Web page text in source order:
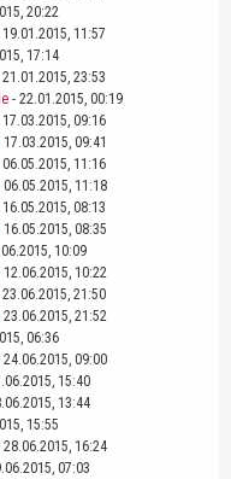
20:22
19.01.2015, 11:57
17:14
21.01.2015, 23:53
- 22.01.2015, 00:19
17.03.2015, 09:16
17.03.2015, 09:41
06.05.2015, 11:16
06.05.2015, 11:18
16.05.2015, 08:13
16.05.2015, 08:35
10:09
12.06.2015, 10:22
23.06.2015, 21:50
23.06.2015, 21:52
06:36
24.06.2015, 09:00
15:40
13:44
15:55
28.06.2015, 16:24
07:03